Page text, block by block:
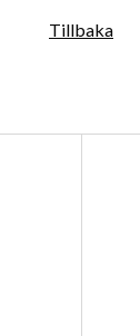
Tillbaka